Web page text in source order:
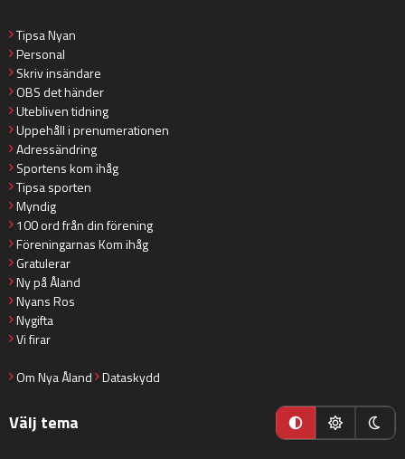
Tipsa Nyan
Personal
Skriv insändare
OBS det händer
Utebliven tidning
Uppehåll i prenumerationen
Adressändring
Sportens kom ihåg
Tipsa sporten
Myndig
100 ord från din förening
Föreningarnas Kom ihåg
Gratulerar
Ny på Åland
Nyans Ros
Nygifta
Vi firar
Om Nya Åland Dataskydd
Välj tema